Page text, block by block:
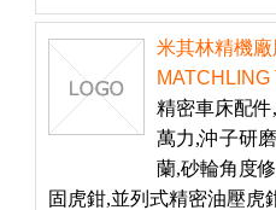
米其林精機廠
MATCHLING
精密車床配
萬力,沖子研
蘭,砂輪角度
固虎鉗,並列式精密油壓虎